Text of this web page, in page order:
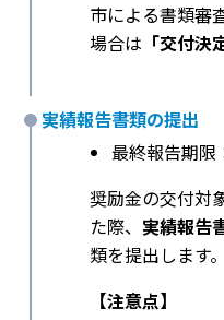
市による書類審
場合は 「交付決
実績報告書類の提出
最終報告期限
奨励金の交付対
た際、 実績報告
類を提出します。
【注意点】